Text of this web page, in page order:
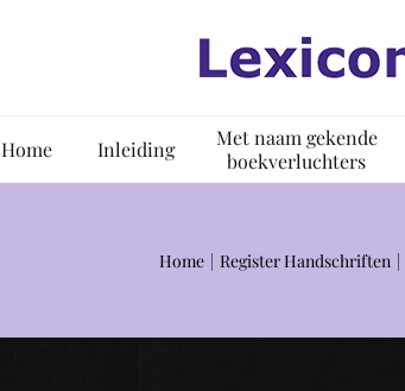
Home Inleiding
Met naam gekende
boekverluchters
Home Register Handschriften